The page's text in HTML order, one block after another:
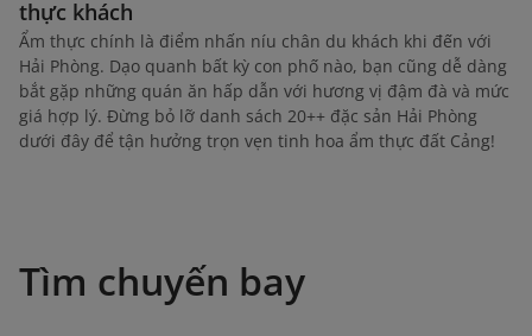
thực khách
Ẩm thực chính là điểm nhấn níu chân du khách khi đến với
Hải Phòng. Dạo quanh bất kỳ con phố nào, bạn cũng dễ dàng
bắt gặp những quán ăn hấp dẫn với hương vị đậm đà và mức
giá hợp lý. Đừng bỏ lỡ danh sách 20++ đặc sản Hải Phòng
dưới đây để tận hưởng trọn vẹn tinh hoa ẩm thực đất Cảng!
Tìm chuyến bay